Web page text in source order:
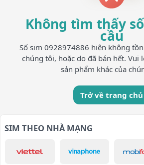
Không tìm thấy
cầu
Số sim 0928974886 hiện không
chúng tôi, hoặc do đã bán hết. Vui
sản phẩm khác của
Trở về trang chủ
SIM THEO NHÀ MẠNG